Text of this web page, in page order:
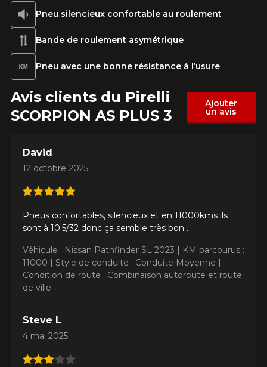
Pneu silencieux confortable au roulement
Bande de roulement asymétrique
Pneu avec une bonne résistance à l’usure
Avis clients du Pirelli
SCORPION AS PLUS 3
Ajouter
un avis
David
12 octobre 2025
Pneus confortables, silencieux et en 11000kms ils
sont à 10.5/32 donc ça semble très bon .
Véhicule : Nissan Pathfinder SL 2023 | KM parcourus :
11000 | Style de conduite : Conduite Moyenne |
Condition de route : Combinaison autoroute et route
de ville
Steve L
4 mai 2025